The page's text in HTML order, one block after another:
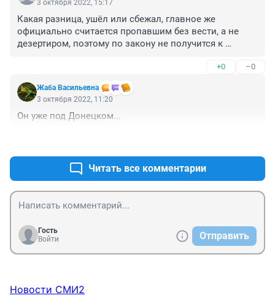
3 октября 2022, 15:17
Какая разница, ушёл или сбежал, главное же
официально считается пропавшим без вести, а не
дезертиром, поэтому по закону не получится к
+0 –0
Жаба Васильевна
3 октября 2022, 11:20
Он уже под Донецком...
Читать все комментарии
Гость
Войти
Отправить
Новости СМИ2